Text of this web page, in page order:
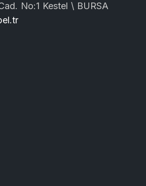
No:1 Kestel \ BURSA